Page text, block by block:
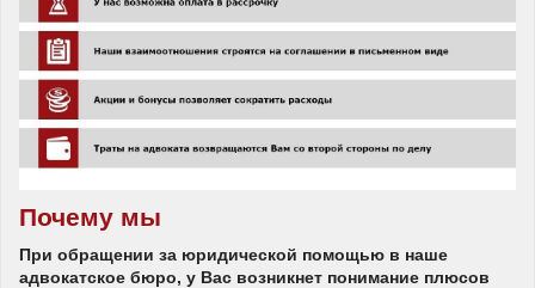
Почему мы
При обращении за юридической помощью в наше
адвокатское бюро, у Вас возникнет понимание плюсов